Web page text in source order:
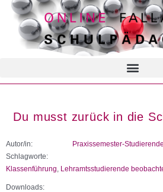
Du musst zurück in die
Autor/in:
Praxissemester-Studierende
Schlagworte:
Klassenführung Lehramtsstudierende
Downloads: